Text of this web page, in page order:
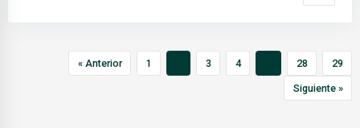
« Anterior 1 3 4 28 29
Siguiente »